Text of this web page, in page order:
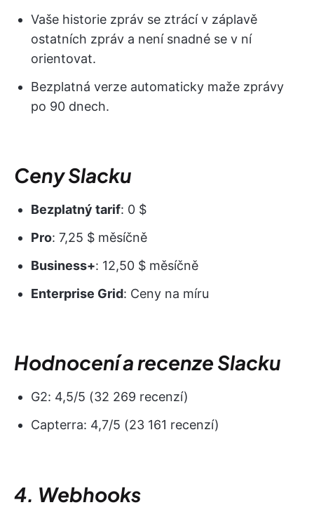
Vaše historie zpráv se ztrácí v záplavě
ostatních zpráv a není snadné se v ní
orientovat.
Bezplatná verze automaticky maže zprávy
po 90 dnech.
Ceny Slacku
Bezplatný tarif: 0 $
Pro: 7,25 $ měsíčně
Business+: 12,50 $ měsíčně
Enterprise Grid: Ceny na míru
Hodnocení a recenze Slacku
G2: 4,5/5 (32 269 recenzí)
Capterra: 4,7/5 (23 161 recenzí)
4. Webhooks